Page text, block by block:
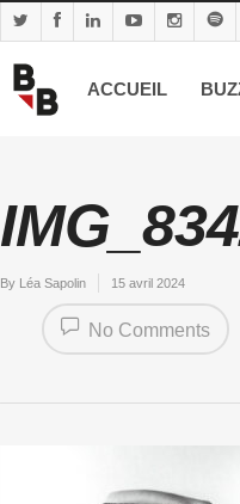
ACCUEIL
By Léa Sapolin 15 avril 2024
No Comments